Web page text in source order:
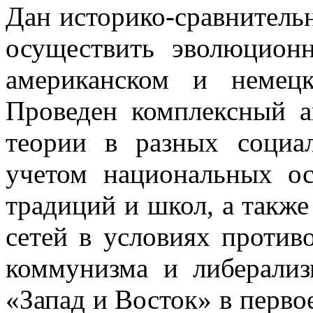
Дан историко-
осуществить
американском и
Проведен комплексный
теории в разных
учетом национальных
традиций и школ, а
сетей в условиях
коммунизма и
«Запад и Восток» в